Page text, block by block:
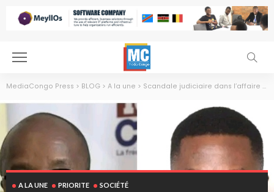
MediaCongo Press > BLOG > A la une > Scandale judiciaire dans l’affaire Christian Lusakweno – Patrick Lokala : le dossier porté disparu au Tripaix/Gombe
A LA UNE PRIORITE SOCIÉTÉ